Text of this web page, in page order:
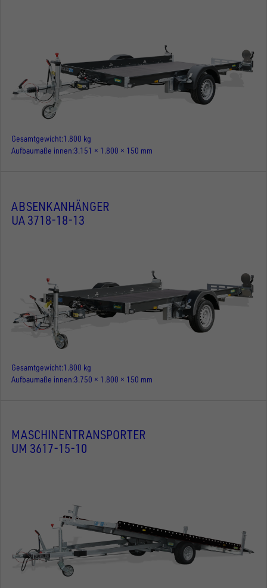
Gesamtgewicht 1.800 kg
Aufbaumaße innen 3.151 × 1.800 × 150 mm
ABSENKANHÄNGER
UA 3718-18-13
Gesamtgewicht 1.800 kg
Aufbaumaße innen 3.750 × 1.800 × 150 mm
MASCHINENTRANSPORTER
UM 3617-15-10